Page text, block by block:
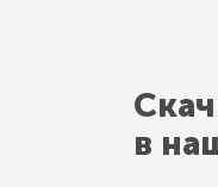
в